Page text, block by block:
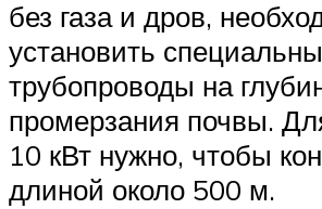
без газа и дров,
установить
трубопроводы на
промерзания почвы.
10 кВт нужно, чтобы
длиной около 500 м.